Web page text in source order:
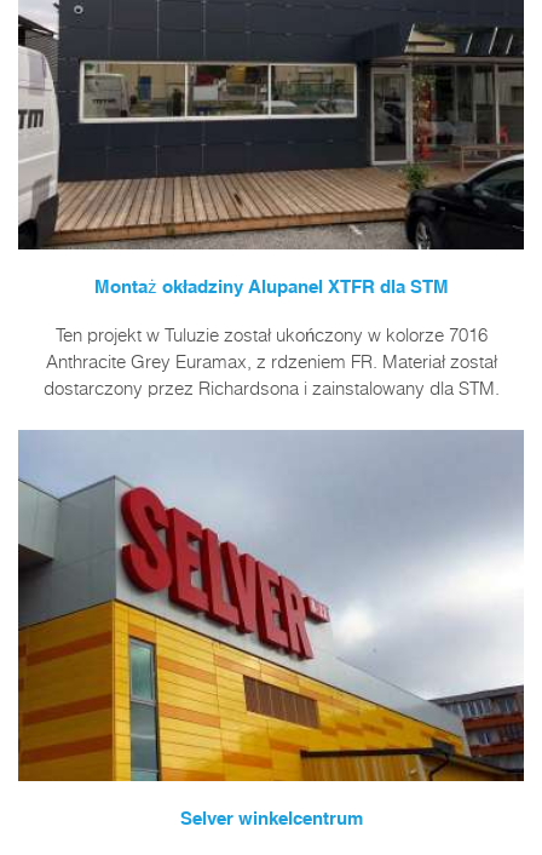
Montaż okładziny Alupanel XTFR dla STM
Ten projekt w Tuluzie został ukończony w kolorze 7016
Anthracite Grey Euramax, z rdzeniem FR. Materiał został
dostarczony przez Richardsona i zainstalowany dla STM.
Selver winkelcentrum